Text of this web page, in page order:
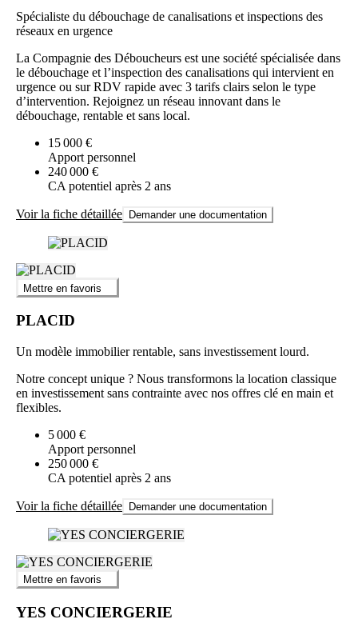
Spécialiste du débouchage de canalisations et inspections des
réseaux en urgence
La Compagnie des Déboucheurs est une société spécialisée dans
le débouchage et l’inspection des canalisations qui intervient en
urgence ou sur RDV rapide avec 3 tarifs clairs selon le type
d’intervention. Rejoignez un réseau innovant dans le
débouchage, rentable et sans local.
15 000 €
Apport personnel
240 000 €
CA potentiel après 2 ans
Voir la fiche détaillée Demander une documentation
Mettre en favoris
PLACID
Un modèle immobilier rentable, sans investissement lourd.
Notre concept unique ? Nous transformons la location classique
en investissement sans contrainte avec nos offres clé en main et
flexibles.
5 000 €
Apport personnel
250 000 €
CA potentiel après 2 ans
Voir la fiche détaillée Demander une documentation
Mettre en favoris
YES CONCIERGERIE